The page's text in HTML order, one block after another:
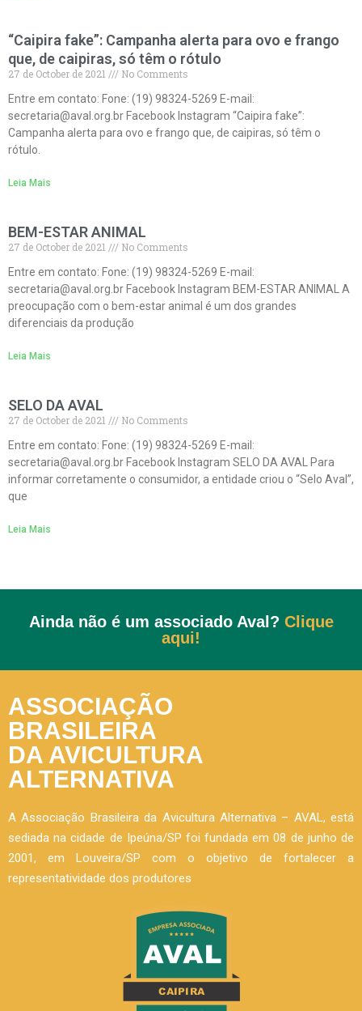
“Caipira fake”: Campanha alerta para ovo e frango
que, de caipiras, só têm o rótulo
27 de October de 2021
No Comments
Entre em contato: Fone: (19) 98324-5269 E-mail:
secretaria@aval.org.br Facebook Instagram “Caipira fake”:
Campanha alerta para ovo e frango que, de caipiras, só têm o
rótulo.
Leia Mais
BEM-ESTAR ANIMAL
27 de October de 2021
No Comments
Entre em contato: Fone: (19) 98324-5269 E-mail:
secretaria@aval.org.br Facebook Instagram BEM-ESTAR ANIMAL A
preocupação com o bem-estar animal é um dos grandes
diferenciais da produção
Leia Mais
SELO DA AVAL
27 de October de 2021
No Comments
Entre em contato: Fone: (19) 98324-5269 E-mail:
secretaria@aval.org.br Facebook Instagram SELO DA AVAL Para
informar corretamente o consumidor, a entidade criou o “Selo Aval”,
que
Leia Mais
Ainda não é um associado Aval? Clique
aqui!
ASSOCIAÇÃO
BRASILEIRA
DA AVICULTURA
ALTERNATIVA
A Associação Brasileira da Avicultura Alternativa – AVAL, está
sediada na cidade de Ipeúna/SP foi fundada em 08 de junho de
2001, em Louveira/SP com o objetivo de fortalecer a
representatividade dos produtores